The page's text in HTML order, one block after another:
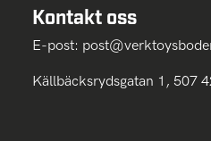
Kontakt oss
E-post:
Källbäcksrydsgatan 1, 507